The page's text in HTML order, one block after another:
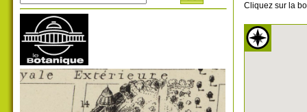
Cliquez sur la